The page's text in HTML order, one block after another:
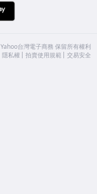
Yahoo台灣電子商務 保留所有權利
隱私權 拍賣使用規範 交易安全